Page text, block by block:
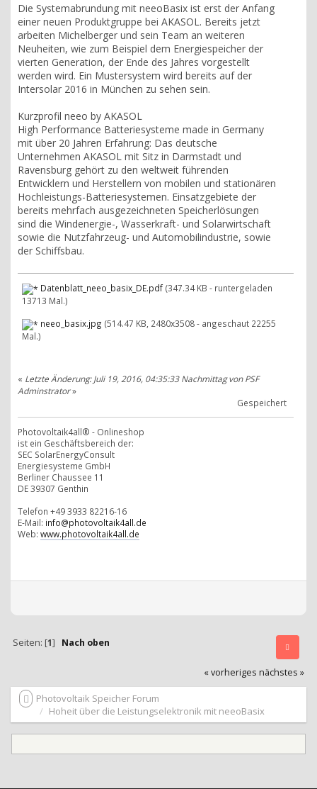
Die Systemabrundung mit neeoBasix ist erst der Anfang
einer neuen Produktgruppe bei AKASOL. Bereits jetzt
arbeiten Michelberger und sein Team an weiteren
Neuheiten, wie zum Beispiel dem Energiespeicher der
vierten Generation, der Ende des Jahres vorgestellt
werden wird. Ein Mustersystem wird bereits auf der
Intersolar 2016 in München zu sehen sein.
Kurzprofil neeo by AKASOL
High Performance Batteriesysteme made in Germany
mit über 20 Jahren Erfahrung: Das deutsche
Unternehmen AKASOL mit Sitz in Darmstadt und
Ravensburg gehört zu den weltweit führenden
Entwicklern und Herstellern von mobilen und stationären
Hochleistungs-Batteriesystemen. Einsatzgebiete der
bereits mehrfach ausgezeichneten Speicherlösungen
sind die Windenergie-, Wasserkraft- und Solarwirtschaft
sowie die Nutzfahrzeug- und Automobilindustrie, sowie
der Schiffsbau.
Datenblatt_neeo_basix_DE.pdf(347.34 KB - runtergeladen
13713 Mal.)
neeo_basix.jpg (514.47 KB, 2480x3508 - angeschaut 22255
Mal.)
« Letzte Änderung: Juli 19, 2016, 04:35:33 Nachmittag von PSF
Adminstrator»
Gespeichert
Photovoltaik4all® - Onlineshop
ist ein Geschäftsbereich der:
SEC SolarEnergyConsult
Energiesysteme GmbH
Berliner Chaussee 11
DE 39307 Genthin
Telefon +49 3933 82216-16
E-Mail: info@photovoltaik4all.de
Web: www.photovoltaik4all.de
Seiten: [1] Nach oben
« vorheriges nächstes »
Photovoltaik Speicher Forum
Hoheit über die Leistungselektronik mit neeoBasix